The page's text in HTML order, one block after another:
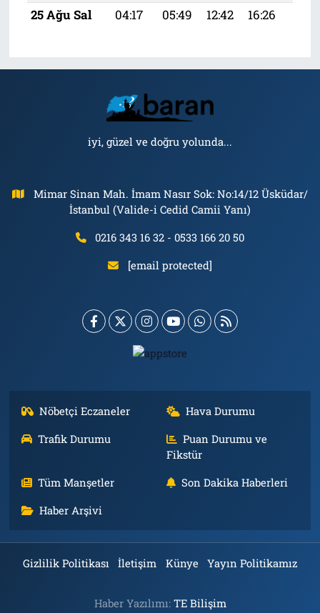
25 Ağu Sal
04:17 05:49 12:42 16:26
iyi, güzel ve doğru yolunda...
Mimar Sinan Mah. İmam Nasır Sok: No:14/12 Üsküdar/
İstanbul (Valide-i Cedid Camii Yanı)
0216 343 16 32 - 0533 166 20 50
[email protected]
Nöbetçi Eczaneler
Hava Durumu
Trafik Durumu
Puan Durumu ve
Fikstür
Tüm Manşetler
Son Dakika Haberleri
Haber Arşivi
Gizlilik Politikası İletişim Künye Yayın Politikamız
Haber Yazılımı: TE Bilişim